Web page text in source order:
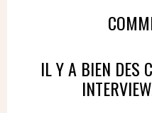
IL Y A BIEN DES